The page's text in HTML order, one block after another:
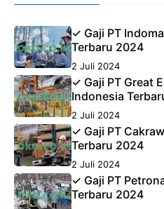
✓ Gaji PT
Terbaru 2024
2 Juli 2024
✓ Gaji PT Great
Indonesia
2 Juli 2024
✓ Gaji PT
Terbaru 2024
2 Juli 2024
✓ Gaji PT
Terbaru 2024